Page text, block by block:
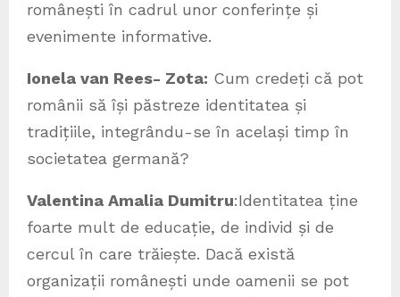
românești în cadrul unor conferințe și
evenimente informative.
Ionela van Rees- Zota: Cum credeți că pot
românii să își păstreze identitatea și
tradițiile, integrându-se în același timp în
societatea germană?
Valentina Amalia Dumitru:Identitatea ține
foarte mult de educație, de individ și de
cercul în care trăiește. Dacă există
organizații românești unde oamenii se pot